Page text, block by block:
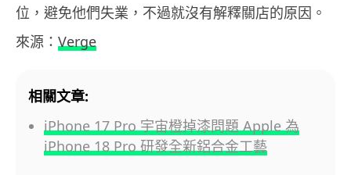
位，避免他們失業，不過就沒有解釋關店的原因。
來源： Verge
相關文章:
iPhone 17 Pro 宇宙橙掉漆問題 Apple 為
iPhone 18 Pro 研發全新鋁合金工藝